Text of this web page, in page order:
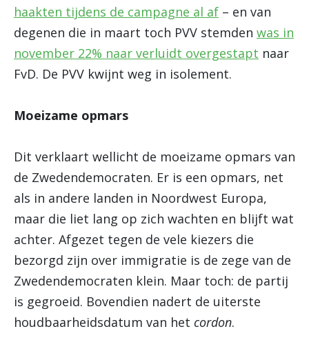
haakten tijdens de campagne al af – en van
degenen die in maart toch PVV stemden was in
november 22% naar verluidt overgestapt naar
FvD. De PVV kwijnt weg in isolement.
Moeizame opmars
Dit verklaart wellicht de moeizame opmars van
de Zwedendemocraten. Er is een opmars, net
als in andere landen in Noordwest Europa,
maar die liet lang op zich wachten en blijft wat
achter. Afgezet tegen de vele kiezers die
bezorgd zijn over immigratie is de zege van de
Zwedendemocraten klein. Maar toch: de partij
is gegroeid. Bovendien nadert de uiterste
houdbaarheidsdatum van het cordon.